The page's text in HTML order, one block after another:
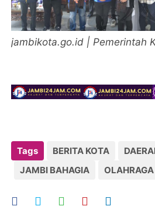
jambikota.go.id | Pemerintah
Tags BERITA KOTA
JAMBI BAHAGIA
OLAHRAGA